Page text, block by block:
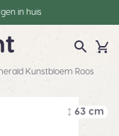
in huis
Kunstbloem Roos
63 cm